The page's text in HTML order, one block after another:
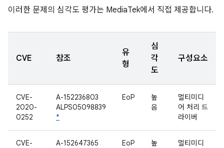
이러한 문제의 심각도 평가는 MediaTek에서 직접 제공합니다.
CVE 참조
유
형
심
각
도
구성요소
CVE-
2020-
0252
A-152236803
ALPS05098839
*
EoP
높
음
멀티미디
어 처리 드
라이버
CVE-
A-152647365
EoP
높
멀티미디